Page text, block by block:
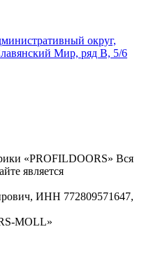
округ,
Мир, ряд В, 5/6
«PROFILDOORS» Вся
является
ИНН 772809571647,
MOLL»